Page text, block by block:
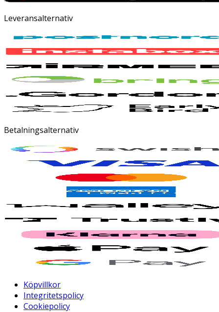
Leveransalternativ
Betalningsalternativ
Köpvillkor
Integritetspolicy
Cookiepolicy